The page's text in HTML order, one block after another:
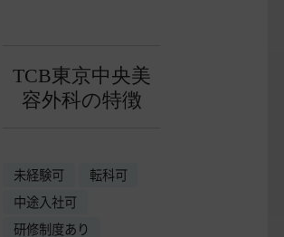
TCB東京中央美
容外科の特徴
未経験可
転科可
中途入社可
研修制度あり